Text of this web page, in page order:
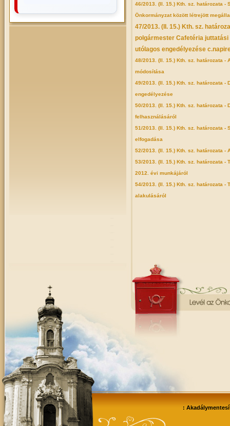
46/2013. (II. 15.) Kth. sz. határozata -
Önkormányzat között létrejött
47/2013. (II. 15.) Kth. sz.
polgármester Cafetéria
utólagos engedélyezése
48/2013. (II. 15.) Kth. sz. határozata
módosítása
49/2013. (II. 15.) Kth. sz. határozata
engedélyezése
50/2013. (II. 15.) Kth. sz. határozata
felhasználásáról
51/2013. (II. 15.) Kth. sz. határozata
elfogadása
52/2013. (II. 15.) Kth. sz. határozata -
53/2013. (II. 15.) Kth. sz. határozata
2012. évi munkájáról
54/2013. (II. 15.) Kth. sz. határozata
alakulásáról
: